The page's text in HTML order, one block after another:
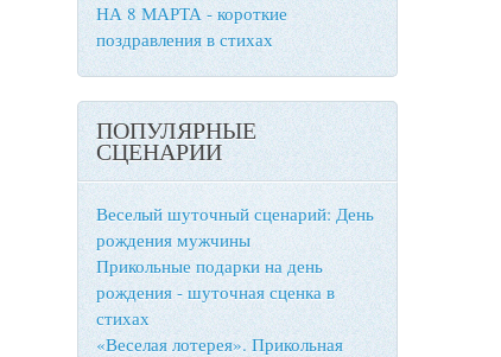
НА 8 МАРТА - короткие
поздравления в стихах
ПОПУЛЯРНЫЕ
СЦЕНАРИИ
Веселый шуточный сценарий: День
рождения мужчины
Прикольные подарки на день
рождения - шуточная сценка в
стихах
«Веселая лотерея». Прикольная